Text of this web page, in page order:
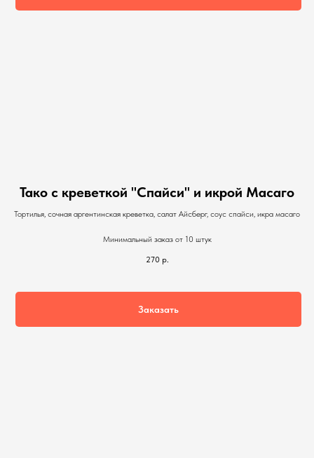
Тако с креветкой "Спайси" и икрой Масаго
Тортилья, сочная аргентинская креветка, салат Айсберг, соус спайси, икра масаго
Минимальный заказ от 10 штук
270 р.
Заказать